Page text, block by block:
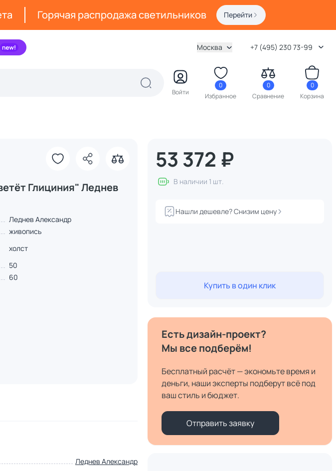
Горячая распродажа светильников Перейти
Москва +7 (495) 230 73-99
Войти
0
Избранное
0
Сравнение
0
Корзина
Глициния" Леднев
Леднев Александр
живопись
холст
50
60
Леднев Александр
53 372 ₽
В наличии 1 шт.
Нашли дешевле? Снизим цену
Купить в один клик
Есть дизайн-проект?
Мы все подберём!
Бесплатный расчёт — экономьте время и
деньги, наши эксперты подберут всё под
ваш стиль и бюджет.
Отправить заявку